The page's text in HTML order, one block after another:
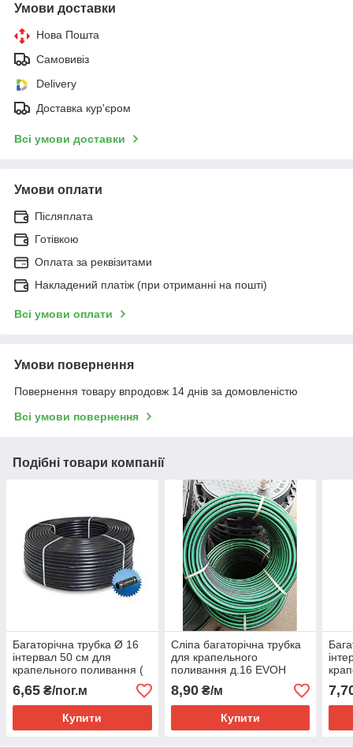
Умови доставки
Нова Пошта
Самовивіз
Delivery
Доставка кур'єром
Всі умови доставки
Умови оплати
Післяплата
Готівкою
Оплата за реквізитами
Накладений платіж (при отриманні на пошті)
Всі умови оплати
Умови повернення
Повернення товару впродовж 14 днів за домовленістю
Всі умови повернення
Подібні товари компанії
Багаторічна трубка Ø 16
інтервал 50 см для
крапельного поливання (
ТІЛЬКИ БУХТИ ПО 400 м)
6,65 ₴/пог.м
Купити
Сліпа багаторічна трубка
для крапельного
поливання д.16 EVOH
Ultra Barrier Турція
(БУХТИ 100 м)
8,90₴/м
Купити